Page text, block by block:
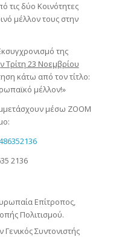
τις δύο Κοινότητες
μέλλον τους στην
της
Τρίτη 23 Νοεμβρίου
κάτω από τον τίτλο:
μέλλον!»
μέσω ZOOM
2136
Επίτροπος,
Πολιτισμού.
Συντονιστής